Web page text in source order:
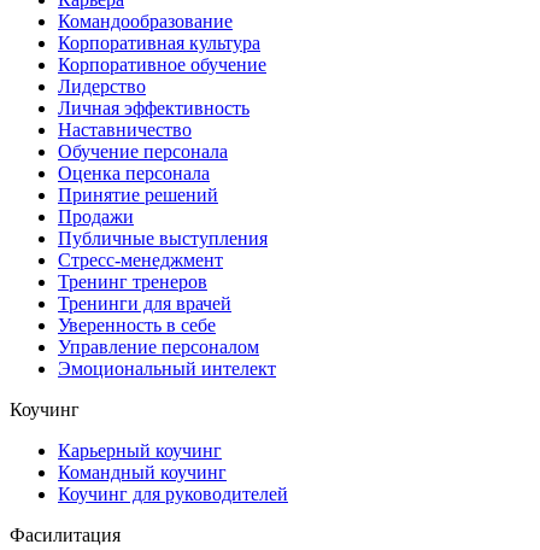
Командообразование
Корпоративная культура
Корпоративное обучение
Лидерство
Личная эффективность
Наставничество
Обучение персонала
Оценка персонала
Принятие решений
Продажи
Публичные выступления
Стресс-менеджмент
Тренинг тренеров
Тренинги для врачей
Уверенность в себе
Управление персоналом
Эмоциональный интелект
Коучинг
Карьерный коучинг
Командный коучинг
Коучинг для руководителей
Фасилитация